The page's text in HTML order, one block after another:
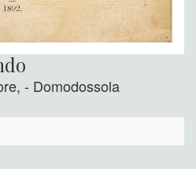
- Domodossola